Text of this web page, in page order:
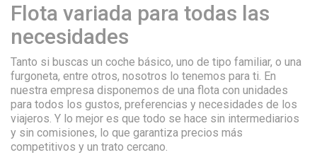
Flota variada para todas las
necesidades
Tanto si buscas un coche básico, uno de tipo familiar, o una
furgoneta, entre otros, nosotros lo tenemos para ti. En
nuestra empresa disponemos de una flota con unidades
para todos los gustos, preferencias y necesidades de los
viajeros. Y lo mejor es que todo se hace sin intermediarios
y sin comisiones, lo que garantiza precios más
competitivos y un trato cercano.